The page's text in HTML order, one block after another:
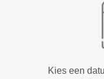
Kies een